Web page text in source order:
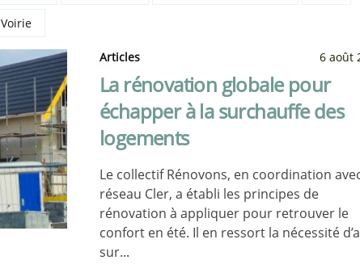
Voirie
Articles 6 août
La rénovation globale pour
échapper à la surchauffe des
logements
Le collectif Rénovons, en coordination
réseau Cler, a établi les principes de
rénovation à appliquer pour retrouver le
confort en été. Il en ressort la nécessité
sur...